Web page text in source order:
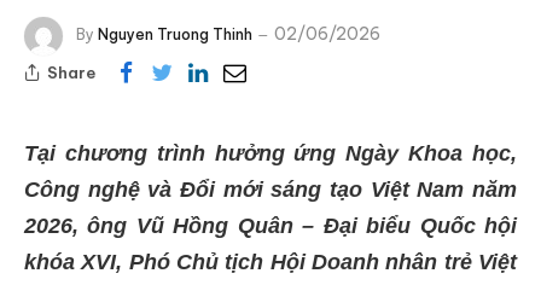
By Nguyen Truong Thinh 02/06/2026
Share
Tại chương trình hưởng ứng Ngày Khoa học,
Công nghệ và Đổi mới sáng tạo Việt Nam năm
2026, ông Vũ Hồng Quân – Đại biểu Quốc hội
khóa XVI, Phó Chủ tịch Hội Doanh nhân trẻ Việt